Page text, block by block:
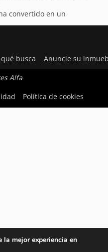
convertido en un
busca Anuncie su
Alfa
Política de cookies
mejor experiencia en